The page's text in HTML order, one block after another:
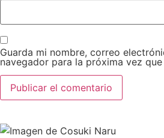
Guarda mi nombre, correo
navegador para la próxima vez